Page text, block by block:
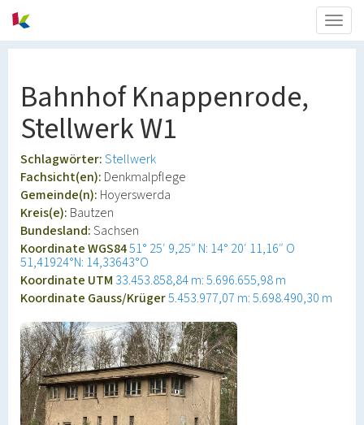
Bahnhof Knappenrode,
Stellwerk W1
Schlagwörter:Stellwerk
Fachsicht(en): Denkmalpflege
Gemeinde(n): Hoyerswerda
Kreis(e): Bautzen
Bundesland:Sachsen
Koordinate WGS8451° 25′ 9,25″ N: 14° 20′ 11,16″ O
51,41924°N: 14,33643°O
Koordinate UTM 33.453.858,84 m: 5.696.655,98 m
Koordinate Gauss/Krüger5.453.977,07 m: 5.698.490,30 m